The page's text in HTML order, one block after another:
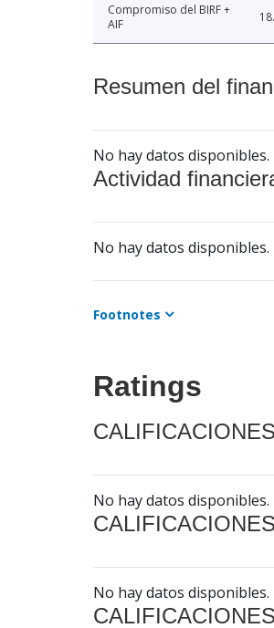
Compromiso del BIRF +
AIF
Resumen del
No hay datos disponibles.
Actividad
No hay datos disponibles.
Footnotes
Ratings
No hay datos disponibles.
No hay datos disponibles.